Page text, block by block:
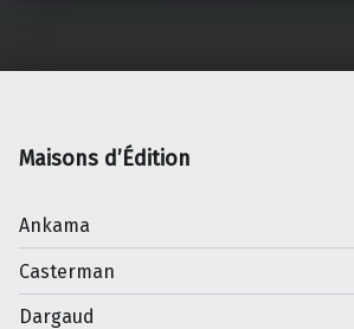
Maisons d’Édition
Ankama
Casterman
Dargaud